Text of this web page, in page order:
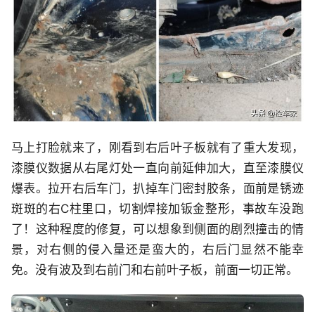
马上打脸就来了，刚看到右后叶子板就有了重大发现，
漆膜仪数据从右尾灯处一直向前延伸加大，直至漆膜仪
爆表。拉开右后车门，扒掉车门密封胶条，面前是锈迹
斑斑的右C柱里口，切割焊接加钣金整形，事故车没跑
了！这种程度的修复，可以想象到侧面的剧烈撞击的情
景，对右侧的侵入量还是蛮大的，右后门显然不能幸
免。没有波及到右前门和右前叶子板，前面一切正常。